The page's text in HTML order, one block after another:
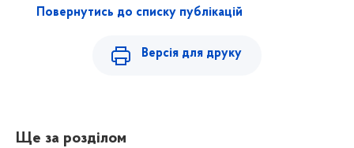
Повернутись до списку публікацій
Версія для друку
Ще за розділом